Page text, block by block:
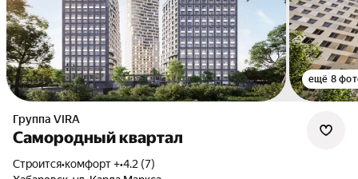
ещё 8
Группа VIRA
Самородный квартал
Строится•комфорт +•4.2 (7)